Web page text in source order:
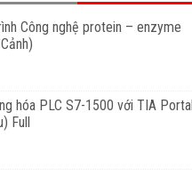
Công nghệ protein – enzyme
hóa PLC S7-1500 với TIA Portal
Full